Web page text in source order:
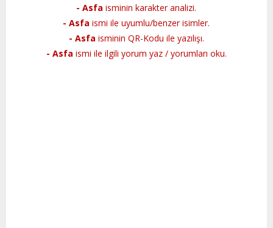
- Asfa isminin karakter analizi.
- Asfa ismi ile uyumlu/benzer isimler.
- Asfa isminin QR-Kodu ile yazılışı.
- Asfa ismi ile ilgili yorum yaz / yorumları oku.